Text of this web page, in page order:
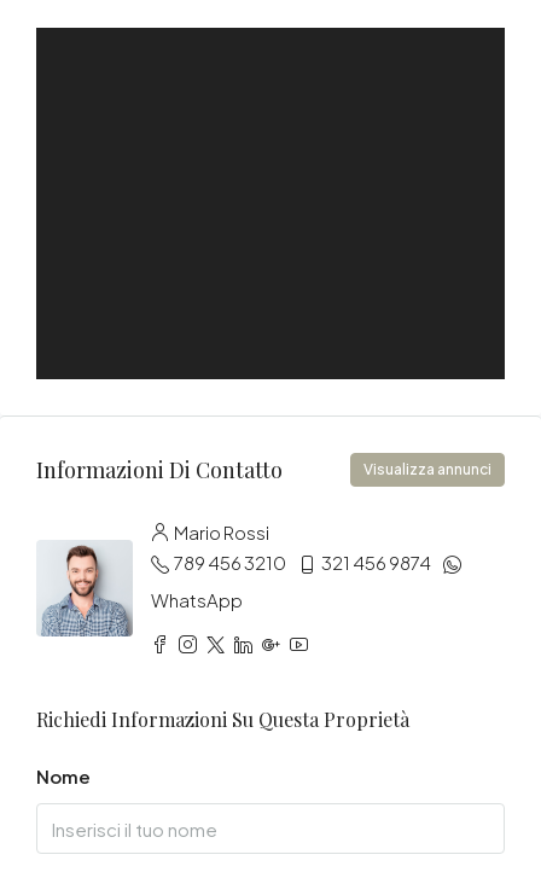
Informazioni Di Contatto Visualizza annunci
Mario Rossi
789 456 3210
321 456 9874
WhatsApp
Richiedi Informazioni Su Questa Proprietà
Nome